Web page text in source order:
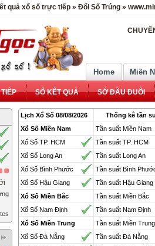
quả xổ số trực tiếp » Đổi Số Trúng »
Home Miền
SỔ KẾT QUẢ SỚ ĐẦU ĐUÔI
Lịch Xổ Số 08/08/2026
Thống kê tần
Xổ Số Miền Nam
Tần suất Miền Nam
Xổ Số TP. HCM
Tần suất TP. HCM
Xổ Số Long An
Tần suất Long An
Xổ Số Bình Phước
Tần suất Bình
Xổ Số Hậu Giang
Tần suất Hậu Giang
Xổ Số Miền Bắc
Tần suất Miền Bắc
Xổ Số Nam Định
Tần suất Nam Định
Xổ Số Miền Trung
Tần suất Miền Trung
Xổ Số Đà Nẵng
Tần suất Đà Nẵng